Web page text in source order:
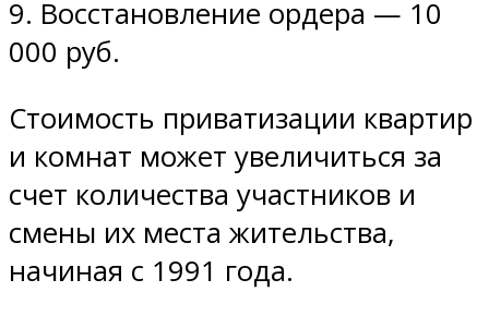
9. Восстановление ордера — 10
000 руб.
Стоимость приватизации квартир
и комнат может увеличиться за
счет количества участников и
смены их места жительства,
начиная с 1991 года.